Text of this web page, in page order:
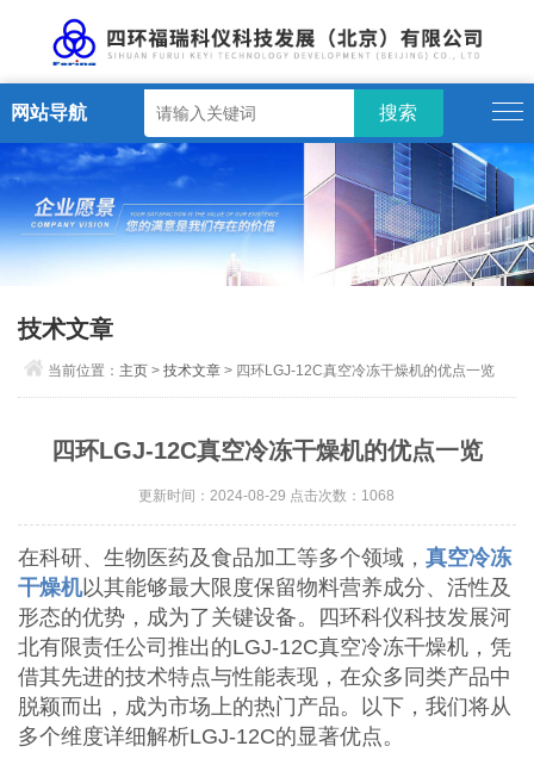
网站导航
技术文章
当前位置： 主页 >技术文章 > 四环LGJ-12C真空冷冻干燥机的优点一览
四环LGJ-12C真空冷冻干燥机的优点一览
更新时间：2024-08-29 点击次数：1068
在科研、生物医药及食品加工等多个领域，真空冷冻
干燥机以其能够最大限度保留物料营养成分、活性及
形态的优势，成为了关键设备。四环科仪科技发展河
北有限责任公司推出的LGJ-12C真空冷冻干燥机，凭
借其先进的技术特点与性能表现，在众多同类产品中
脱颖而出，成为市场上的热门产品。以下，我们将从
多个维度详细解析LGJ-12C的显著优点。